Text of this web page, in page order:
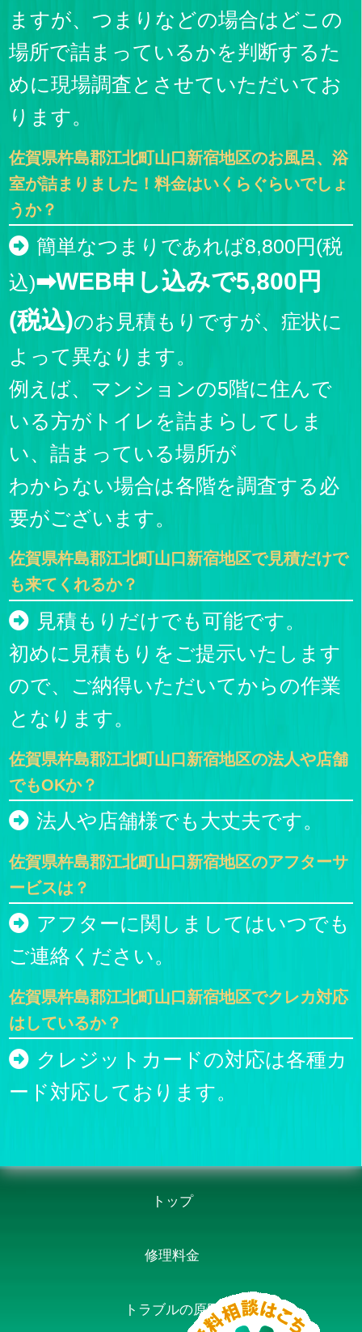
ますが、つまりなどの場合はどこの
場所で詰まっているかを判断するた
めに現場調査とさせていただいてお
ります。
佐賀県杵島郡江北町山口新宿地区のお風呂、浴
室が詰まりました！料金はいくらぐらいでしょ
うか？
簡単なつまりであれば8,800円(税
込)➡WEB申し込みで5,800円
(税込)のお見積もりですが、症状に
よって異なります。
例えば、マンションの5階に住んで
いる方がトイレを詰まらしてしま
い、詰まっている場所が
わからない場合は各階を調査する必
要がございます。
佐賀県杵島郡江北町山口新宿地区で見積だけで
も来てくれるか？
見積もりだけでも可能です。
初めに見積もりをご提示いたします
ので、ご納得いただいてからの作業
となります。
佐賀県杵島郡江北町山口新宿地区の法人や店舗
でもOKか？
法人や店舗様でも大丈夫です。
佐賀県杵島郡江北町山口新宿地区のアフターサ
ービスは？
アフターに関しましてはいつでも
ご連絡ください。
佐賀県杵島郡江北町山口新宿地区でクレカ対応
はしているか？
クレジットカードの対応は各種カ
ード対応しております。
トップ
修理料金
トラブルの原因